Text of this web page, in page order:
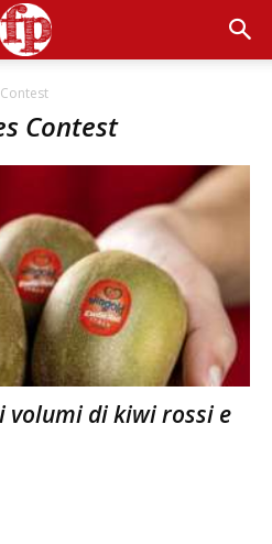
Contest
volumi di kiwi rossi e